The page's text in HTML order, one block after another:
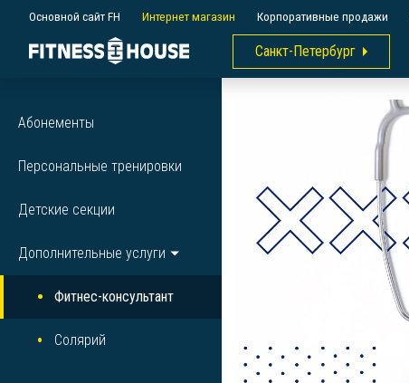
Основной сайт FH Интернет магазин Корпоративные продажи
Санкт-Петербург
Абонементы
Персональные тренировки
Детские секции
Дополнительные услуги
Фитнес-консультант
Солярий